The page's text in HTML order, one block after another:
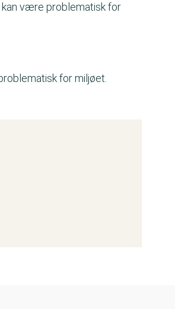
kan være problematisk for
for miljøet.